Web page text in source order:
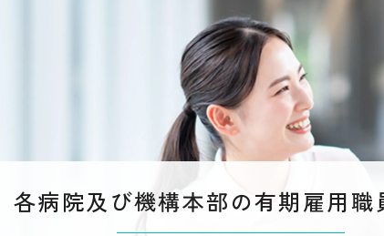
各病院及び機構本部の有期雇用職